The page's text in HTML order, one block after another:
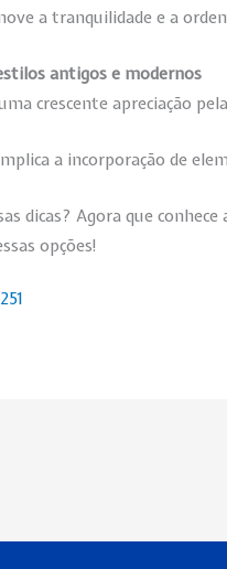
a tranquilidade e a
antigos e modernos
crescente apreciação
a incorporação de
dicas? Agora que
opções!
251